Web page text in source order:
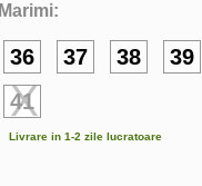
Marimi:
36 37 38 39
41
Livrare in 1-2 zile lucratoare